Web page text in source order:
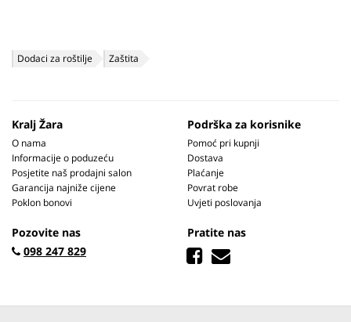
Dodaci za roštilje Zaštita
Kralj Žara
O nama
Informacije o poduzeću
Posjetite naš prodajni salon
Garancija najniže cijene
Poklon bonovi
Podrška za korisnike
Pomoć pri kupnji
Dostava
Plaćanje
Povrat robe
Uvjeti poslovanja
Pozovite nas
098 247 829
Pratite nas